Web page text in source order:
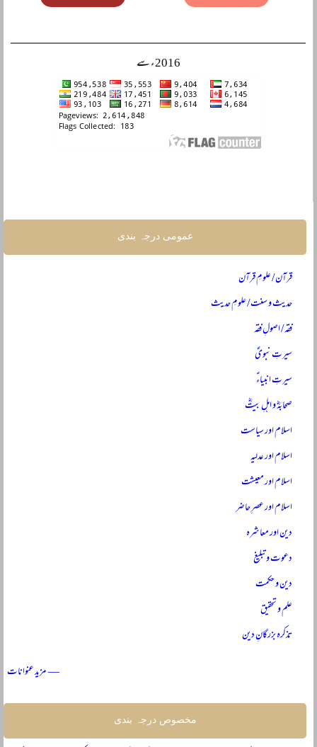
2016ء سے
عمومی درجہ بندی
قرآن / علومِ قرآن
حدیث و سنت / علومِ حدیث
فقہ / اصولِ فقہ
سیرتِ نبویؐ
سیرتِ انبیاءؑ
صحابہؓ و اہلِ بیتؓ
اسلام اور سیاست
اسلام اور عدلیہ
اسلام اور معیشت
اسلام اور عصرِ حاضر
دین اور معاشرہ
دعوت و تبلیغ
دین و حکمت
علم و تحقیق
تذکرہ بزرگانِ دین
— مزید عنوانات
مخصوص درجہ بندی